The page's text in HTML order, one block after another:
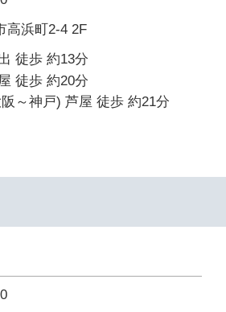
高浜町2-4 2F
徒歩 約13分
徒歩 約20分
～神戸) 芦屋 徒歩 約21分